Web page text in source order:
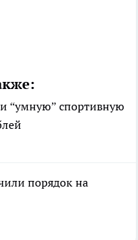
“умную” спортивную
порядок на